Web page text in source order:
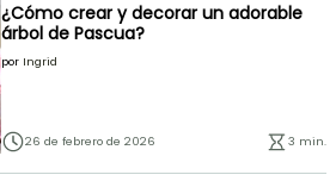
¿Cómo crear y decorar un adorable
árbol de Pascua?
por Ingrid
26 de febrero de 2026 3 min.